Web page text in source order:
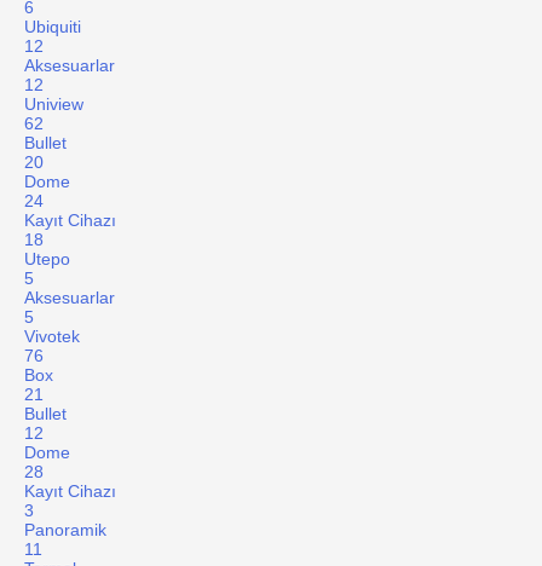
6
Ubiquiti
12
Aksesuarlar
12
Uniview
62
Bullet
20
Dome
24
Kayıt Cihazı
18
Utepo
5
Aksesuarlar
5
Vivotek
76
Box
21
Bullet
12
Dome
28
Kayıt Cihazı
3
Panoramik
11